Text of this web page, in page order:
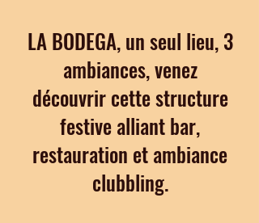
LA BODEGA, un seul lieu, 3
ambiances, venez
découvrir cette structure
festive alliantbar,
restauration et ambiance
clubbling.